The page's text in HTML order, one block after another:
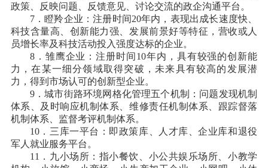
政策、反映问题、反馈意见、讨论交流的政企沟通平台。
7．瞪羚企业：注册时间20年内，表现出成长速度快、
科技含量高、创新能力强、发展前景好等特征，营收或人
员增长率及科技活动投入强度达标的企业。
8．雏鹰企业：注册时间10年内，具有较强的创新能
力，在某一细分领域取得突破，未来具有较高的发展潜
力，得到市场认可的创新型企业。
9．城市街路环境网格化管理五个机制：问题发现机制
体系、及时响应机制体系、维修责任机制体系、跟踪督落
机制体系、监督考评机制体系。
10．三库一平台：即政策库、人才库、企业库和退役
军人就业服务平台。
11．九小场所：指小餐饮、小公共娱乐场所、小教学